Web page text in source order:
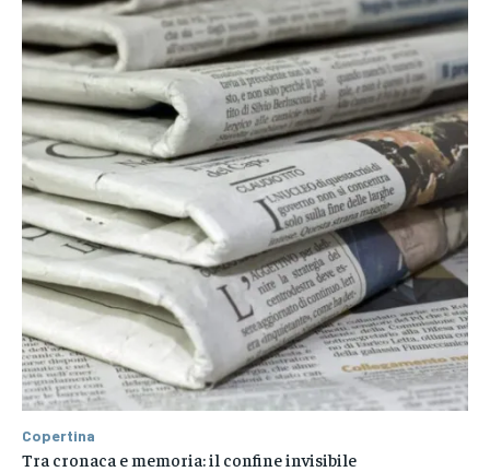
Copertina
Tra cronaca e memoria: il confine invisibile